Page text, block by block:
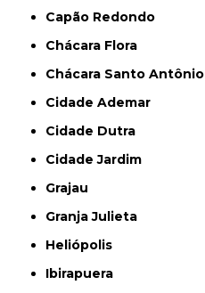
Capão Redondo
Chácara Flora
Chácara Santo Antônio
Cidade Ademar
Cidade Dutra
Cidade Jardim
Grajau
Granja Julieta
Heliópolis
Ibirapuera